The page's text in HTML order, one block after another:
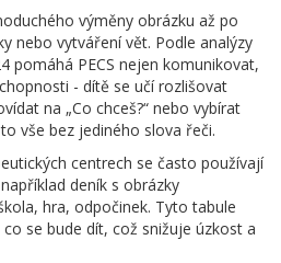
výměny obrázku až po
nebo vytváření vět. Podle analýzy
pomáhá PECS nejen komunikovat,
- dítě se učí rozlišovat
na „Co chceš?“ nebo vybírat
vše bez jediného slova řeči.
centrech se často používají
deník s obrázky
hra, odpočinek. Tyto tabule
se bude dít, což snižuje úzkost a